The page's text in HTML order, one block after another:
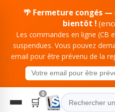
🌴 Fermeture congés
bientôt !
Les commandes en ligne (CB
suspendues. Vous pouvez
email pour être prévenu de la
🛒
0